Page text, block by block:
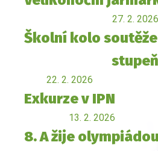
27. 2. 2026
Školní kolo
stupeň
22. 2. 2026
Exkurze v IPN
13. 2. 2026
8. A žije olympiádou